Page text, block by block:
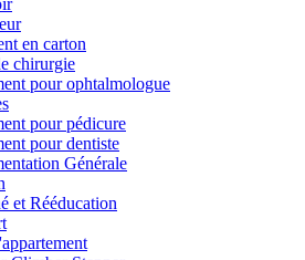
en carton
chirurgie
pour ophtalmologue
pour pédicure
pour dentiste
Générale
et Rééducation